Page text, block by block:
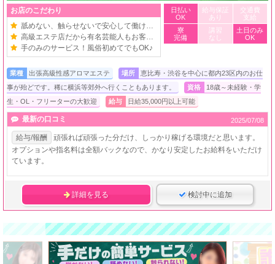
お店のこだわり
舐めない、触らせないで安心して働けます！
高級エステ店だから有名芸能人もお客様です
手のみのサービス！風俗初めてでもOK♪
日払い
OK
給与保証
あり
交通費
支給
寮
完備
講習
なし
土日のみ
OK
業種 出張高級性感アロマエステ 場所
恵比寿・渋谷を中心に都内23区内のお仕
事が殆どです。稀に横浜等郊外へ行くこともあります。
資格
18歳～未経験・学
生・OL・フリーターの大歓迎
給与 日給35,000円以上可能
最新の口コミ 2025/07/08
給与/報酬
頑張れば頑張った分だけ、しっかり稼げる環境だと思います。
オプションや指名料は全額バックなので、かなり安定したお給料をいただけ
ています。
詳細を見る 検討中に追加